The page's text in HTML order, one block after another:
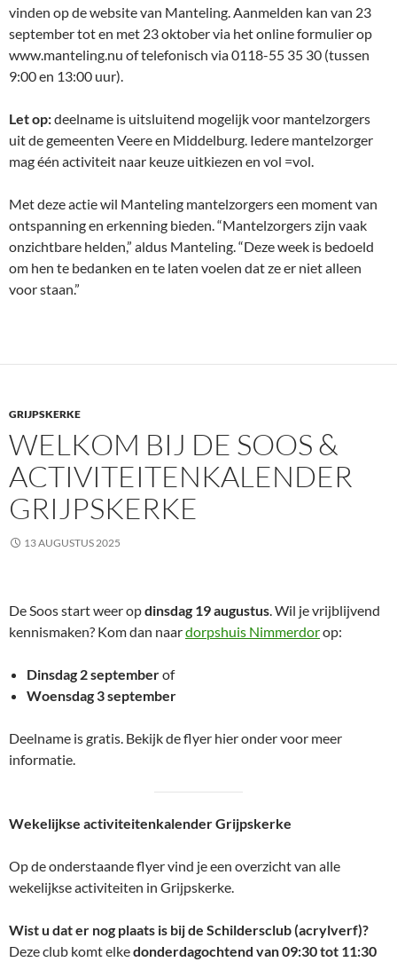
vinden op de website van Manteling. Aanmelden kan van 23
september tot en met 23 oktober via het online formulier op
www.manteling.nu of telefonisch via 0118-55 35 30 (tussen
9:00 en 13:00 uur).
Let op:deelname is uitsluitend mogelijk voor mantelzorgers
uit de gemeenten Veere en Middelburg. Iedere mantelzorger
mag één activiteit naar keuze uitkiezen en vol =vol.
Met deze actie wil Manteling mantelzorgers een moment van
ontspanning en erkenning bieden. “Mantelzorgers zijn vaak
onzichtbare helden,” aldus Manteling. “Deze week is bedoeld
om hen te bedanken en te laten voelen dat ze er niet alleen
voor staan.”
GRIJPSKERKE
WELKOM BIJ DE SOOS &
ACTIVITEITENKALENDER
GRIJPSKERKE
13 AUGUSTUS 2025
De Soos start weer opdinsdag 19 augustus . Wil je vrijblijvend
kennismaken? Kom dan naardorpshuis Nimmerdorop:
Dinsdag 2 septemberof
Woensdag 3 september
Deelname is gratis. Bekijk de flyer hier onder voor meer
informatie.
Wekelijkse activiteitenkalender Grijpskerke
Op de onderstaande flyer vind je een overzicht van alle
wekelijkse activiteiten in Grijpskerke.
Wist u dat er nog plaats is bij de Schildersclub (acrylverf)?
Deze club komt elkedonderdagochtend van 09:30 tot 11:30